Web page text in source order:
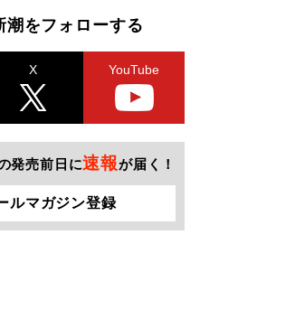
潮をフォローする
X YouTube
発売前日に速報が届く！
ルマガジン登録